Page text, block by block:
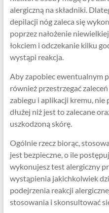
alergiczną na składniki.
depilacji nóg zaleca się
poprzez nałożenie
łokciem i odczekanie kilku
wystąpi reakcja.
Aby zapobiec ewentualnym
również przestrzegać
zabiegu i aplikacji kremu, nie
dłużej niż jest to zalecane
uszkodzoną skórę.
Ogólnie rzecz biorąc,
jest bezpieczne, o ile
wykonujesz test alergiczny
wystąpienia jakichkolwiek
podejrzenia reakcji
stosowania i skonsultować